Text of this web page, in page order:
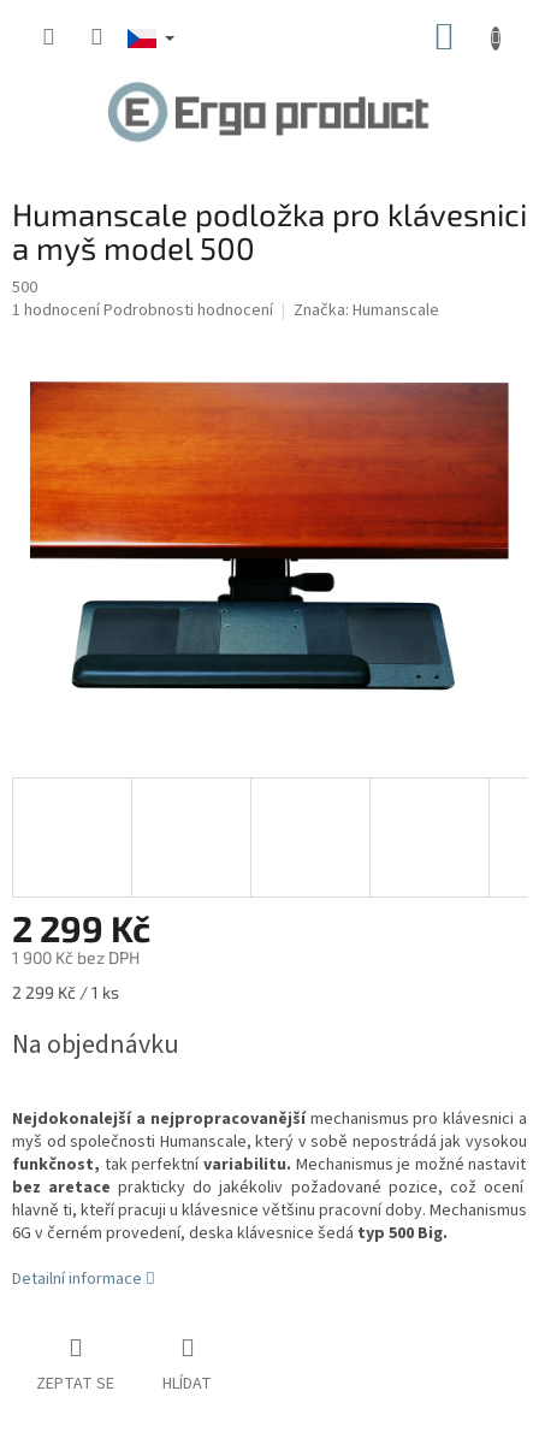
Humanscale podložka pro klávesnici
a myš model 500
500
Průměrné
5,0
hvězdiček.
1 hodnoceníPodrobnosti hodnocení Značka: Humanscale
2 299 Kč
1 900 Kč bez DPH
Měrná
2 299 Kč / 1 ks
Na objednávku
Nejdokonalejší a nejpropracovanějšímechanismus pro klávesnici a
myš od společnosti Humanscale, který v sobě nepostrádá jak vysokou
funkčnost, tak perfektnívariabilitu. Mechanismus je možné nastavit
bez aretace prakticky do jakékoliv požadované pozice, což ocení
hlavně ti, kteří pracuji u klávesnice většinu pracovní doby. Mechanismus
6G v černém provedení, deska klávesnice šedá typ 500 Big.
Detailní informace
ZEPTAT SE HLÍDAT